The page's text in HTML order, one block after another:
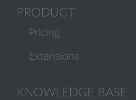
PRODUCT
Pricing
Extensions
KNOWLEDGE BASE